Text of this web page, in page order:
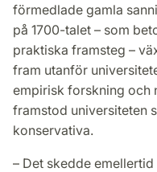
förmedlade gamla
på 1700-talet – som
praktiska framsteg –
fram utanför
empirisk forskning och
framstod universiteten
konservativa.
– Det skedde